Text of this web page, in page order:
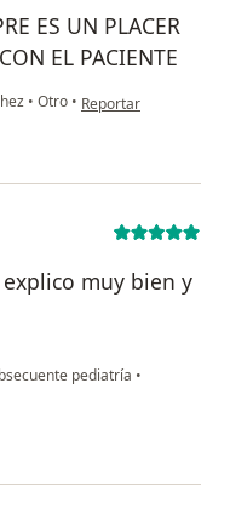
ES UN PLACER
EL PACIENTE
• Otro • en opinión del usuario
Reportar
muy bien y
pediatría •